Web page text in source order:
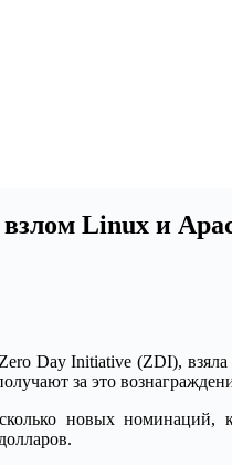
Linux и
Day Initiative (ZDI),
за это
новых